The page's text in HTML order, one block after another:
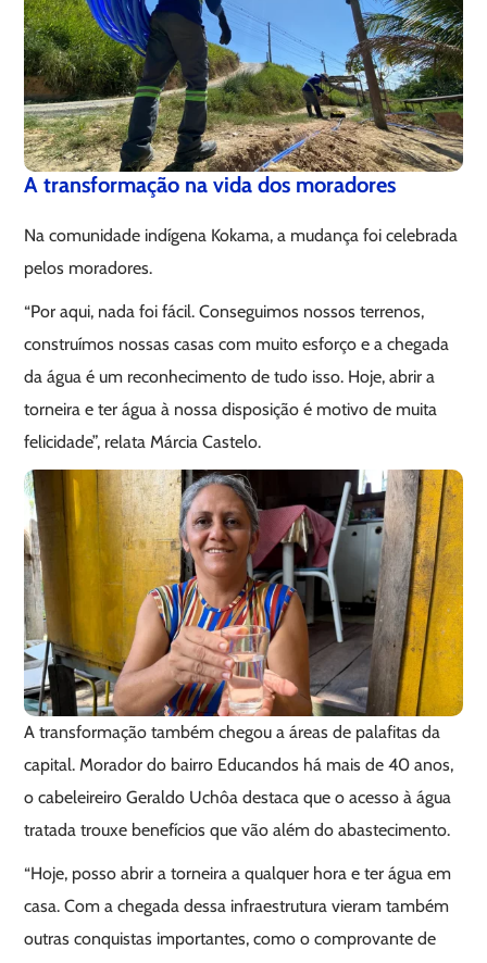
A transformação na vida dos moradores
Na comunidade indígena Kokama, a mudança foi celebrada
pelos moradores.
“Por aqui, nada foi fácil. Conseguimos nossos terrenos,
construímos nossas casas com muito esforço e a chegada
da água é um reconhecimento de tudo isso. Hoje, abrir a
torneira e ter água à nossa disposição é motivo de muita
felicidade”, relata Márcia Castelo.
A transformação também chegou a áreas de palafitas da
capital. Morador do bairro Educandos há mais de 40 anos,
o cabeleireiro Geraldo Uchôa destaca que o acesso à água
tratada trouxe benefícios que vão além do abastecimento.
“Hoje, posso abrir a torneira a qualquer hora e ter água em
casa. Com a chegada dessa infraestrutura vieram também
outras conquistas importantes, como o comprovante de